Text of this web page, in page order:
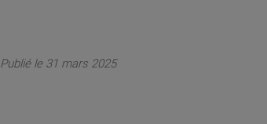
Publié le 31 mars 2025